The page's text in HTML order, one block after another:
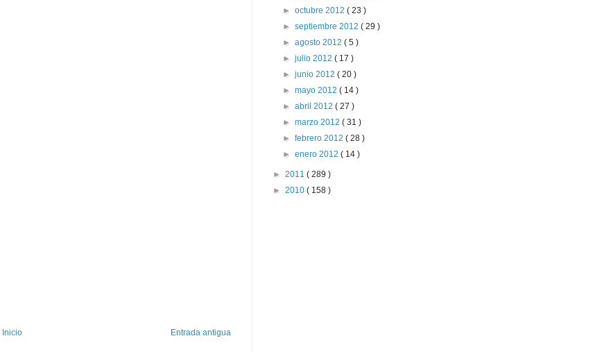
Entrada antigua
Inicio
►octubre 2012( 23 )
►septiembre 2012( 29 )
►agosto 2012( 5 )
►julio 2012( 17 )
►junio 2012( 20 )
►mayo 2012( 14 )
►abril 2012( 27 )
►marzo 2012( 31 )
►febrero 2012( 28 )
►enero 2012( 14 )
► 2011 ( 289 )
► 2010 ( 158 )